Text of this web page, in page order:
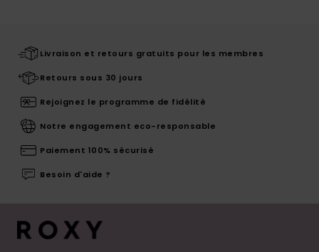
Livraison et retours gratuits pour les membres
Retours sous 30 jours
Rejoignez le programme de fidélité
Notre engagement eco-responsable
Paiement 100% sécurisé
Besoin d'aide ?